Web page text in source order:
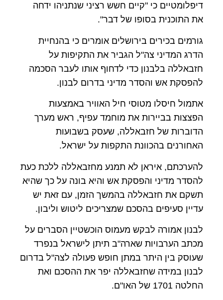
דיפלומטיים כי "קיים חשש רציני שנתניהו ידחה
את התוכנית בסופו של דבר".
גורמים בכירים בירושלים אומרים כי בהנחיית
הדרג המדיני צה"ל הגביר את התקיפות על
חזבאללה בלבנון כדי לדחוף אותו לעבר הסכמה
להפסקת אש והסדר מדיני בדרום לבנון.
אתמול חיסלו מטוסי חיל האוויר באמצעות
הפצצות בביירות את מוחמד עפיף, ראש מערך
הדוברות של חזבאללה, שעסק בשבועות
האחורנים בהכוונת התקפות על ישראל.
להערכתם, איראן לא תמנע מחזבאללה ללכת כעת
להסדר מדיני והפסקת אש והיא בונה על כך שהיא
תשקם את חזבאללה בהמשך הזמן, עם זאת יש
עדיין סעיפים בהסכם שמצריכים ליטוש וליבון.
לבנון אמורה לבקש מעמוס הוכשטיין הסברים על
מכתב הערבויות שארה"ב תיתן לישראל בנפרד
שעוסק בין היתר במתן חופש פעולה לצה"ל בדרום
לבנון במידה שחזבאללה יפר את ההסכם ואת
החלטה 1701 של האו"ם.